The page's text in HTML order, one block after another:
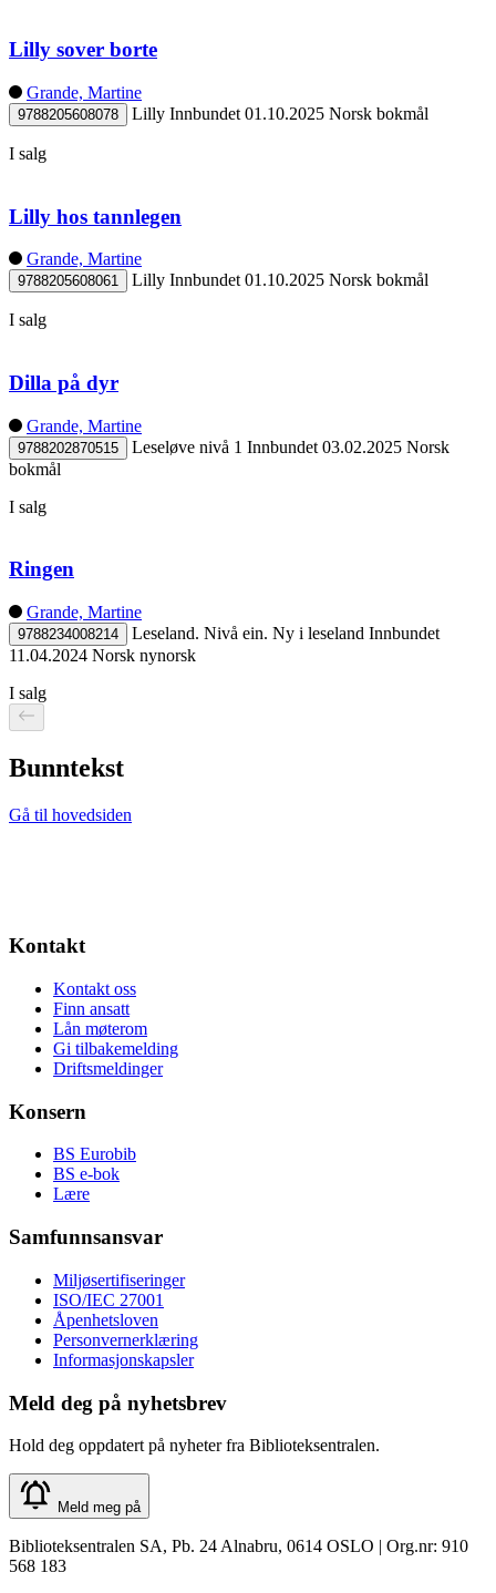
Lilly sover borte
Grande, Martine
9788205608078 Lilly Innbundet 01.10.2025 Norsk bokmål
I salg
Lilly hos tannlegen
Grande, Martine
9788205608061 Lilly Innbundet 01.10.2025 Norsk bokmål
I salg
Dilla på dyr
Grande, Martine
9788202870515 Leseløve nivå 1 Innbundet 03.02.2025 Norsk
bokmål
I salg
Ringen
Grande, Martine
9788234008214 Leseland. Nivå ein. Ny i leseland Innbundet
11.04.2024 Norsk nynorsk
I salg
Bunntekst
Gå til hovedsiden
Kontakt
Kontakt oss
Finn ansatt
Lån møterom
Gi tilbakemelding
Driftsmeldinger
Konsern
BS Eurobib
BS e-bok
Lære
Samfunnsansvar
Miljøsertifiseringer
ISO/IEC 27001
Åpenhetsloven
Personvernerklæring
Informasjonskapsler
Meld deg på nyhetsbrev
Hold deg oppdatert på nyheter fra Biblioteksentralen.
Meld meg på
Biblioteksentralen SA, Pb. 24 Alnabru, 0614 OSLO | Org.nr: 910
568 183